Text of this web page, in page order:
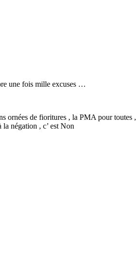
une fois mille excuses …
ornées de fioritures , la PMA pour toutes ,
la négation , c’ est Non